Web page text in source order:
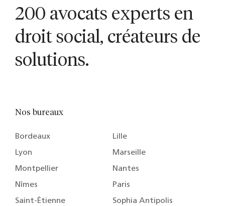
200 avocats experts en
droit social, créateurs de
solutions.
Nos bureaux
Bordeaux
Lille
Lyon
Marseille
Montpellier
Nantes
Nîmes
Paris
Saint-Étienne
Sophia Antipolis